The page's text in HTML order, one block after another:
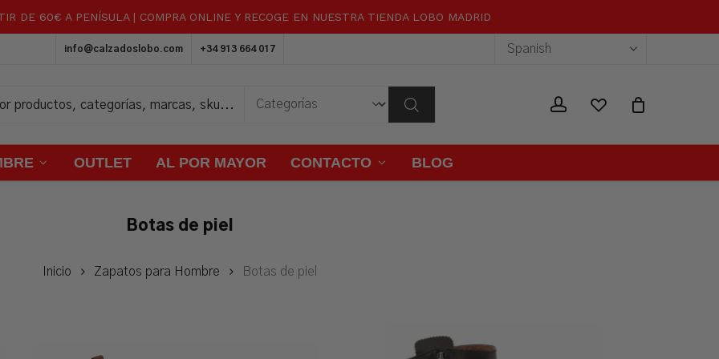
DE 60€ A PENÍSULA | COMPRA ONLINE Y RECOGE EN NUESTRA TIENDA LOBO MADRID
info@calzadoslobo.com +34 913 664 017
accountwishlist
OUTLET AL POR MAYOR CONTACTO BLOG
Carrito Close
Botas de piel
Inicio Zapatos para Hombre Botas de piel